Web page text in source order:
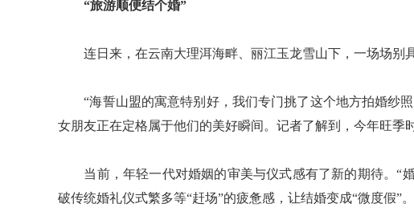
“旅游顺便结个婚”
连日来，在云南大理洱海畔、丽江玉龙雪山下，一场场别具
“海誓山盟的寓意特别好，我们专门挑了这个地方拍婚纱照
女朋友正在定格属于他们的美好瞬间。记者了解到，今年旺季
当前，年轻一代对婚姻的审美与仪式感有了新的期待。“婚
破传统婚礼仪式繁多等“赶场”的疲惫感，让结婚变成“微度假”。